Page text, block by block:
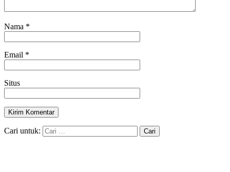
Nama *
Email *
Situs
Cari untuk: